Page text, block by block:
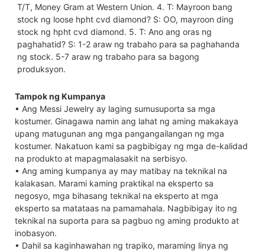
T/T, Money Gram at Western Union. 4. T: Mayroon bang
stock ng loose hpht cvd diamond? S: OO, mayroon ding
stock ng hpht cvd diamond. 5. T: Ano ang oras ng
paghahatid? S: 1-2 araw ng trabaho para sa paghahanda
ng stock. 5-7 araw ng trabaho para sa bagong
produksyon.
Tampok ng Kumpanya
• Ang Messi Jewelry ay laging sumusuporta sa mga
kostumer. Ginagawa namin ang lahat ng aming makakaya
upang matugunan ang mga pangangailangan ng mga
kostumer. Nakatuon kami sa pagbibigay ng mga de-kalidad
na produkto at mapagmalasakit na serbisyo.
• Ang aming kumpanya ay may matibay na teknikal na
kalakasan. Marami kaming praktikal na eksperto sa
negosyo, mga bihasang teknikal na eksperto at mga
eksperto sa matataas na pamamahala. Nagbibigay ito ng
teknikal na suporta para sa pagbuo ng aming produkto at
inobasyon.
• Dahil sa kaginhawahan ng trapiko, maraming linya ng